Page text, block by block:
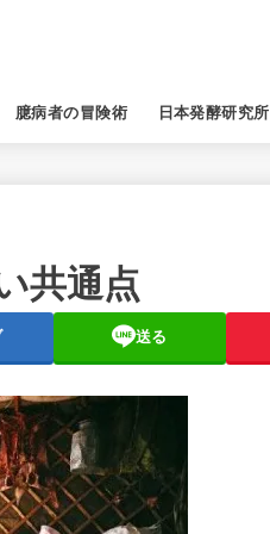
臆病者の冒険術 日本発酵研究所
共通点
送る